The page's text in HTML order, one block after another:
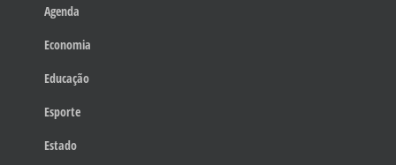
Agenda
Economia
Educação
Esporte
Estado